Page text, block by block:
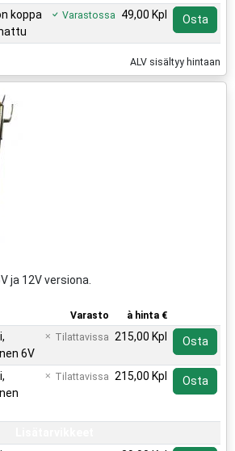
koppa
Varastossa 49,00 Kpl Osta
ALV sisältyy hintaan
ja 12V versiona.
Varasto à hinta €
6V
Tilattavissa 215,00 Kpl Osta
Tilattavissa 215,00 Kpl Osta